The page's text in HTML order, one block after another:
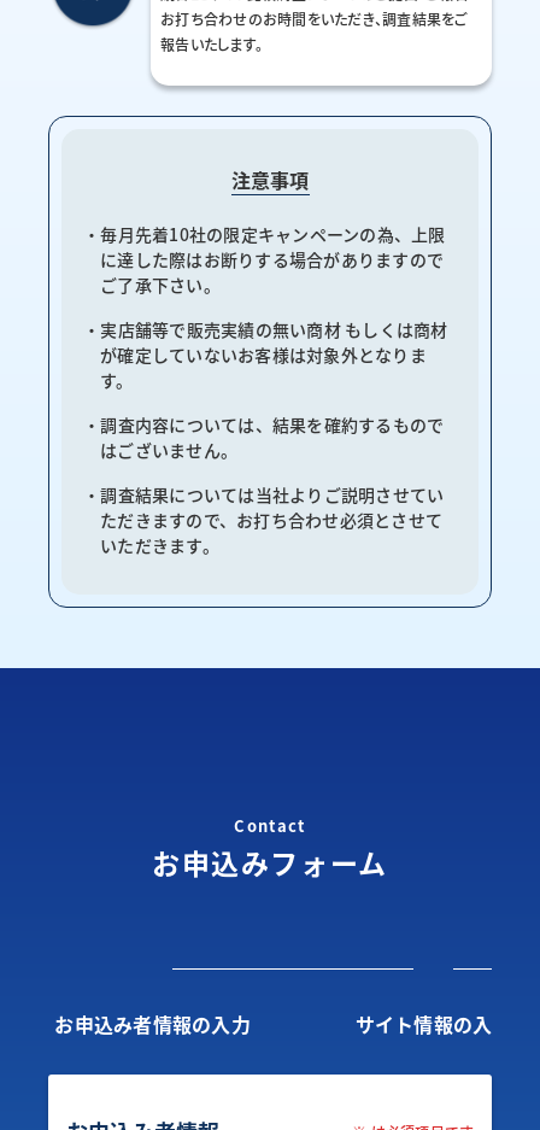
お打ち合わせのお時間をいただき、調査結果をご
報告いたします。
注意事項
・毎月先着10社の限定キャンペーンの為、上限
に達した際はお断りする場合がありますので
ご了承下さい。
・実店舗等で販売実績の無い商材 もしくは商材
が確定していないお客様は対象外となりま
す。
・調査内容については、結果を確約するもので
はございません。
・調査結果については当社よりご説明させてい
ただきますので、お打ち合わせ必須とさせて
いただきます。
Contact
お申込みフォーム
お申込み者情報の入力 サイト情報の入力